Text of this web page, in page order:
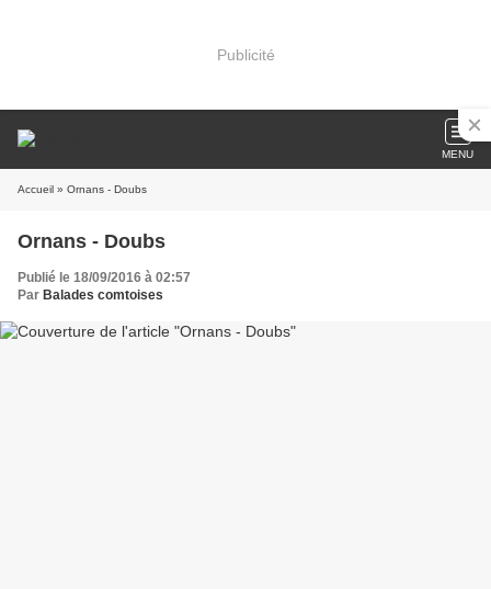
Publicité
MENU
Accueil » Ornans - Doubs
Ornans - Doubs
Publié le 18/09/2016 à 02:57
Par Balades comtoises